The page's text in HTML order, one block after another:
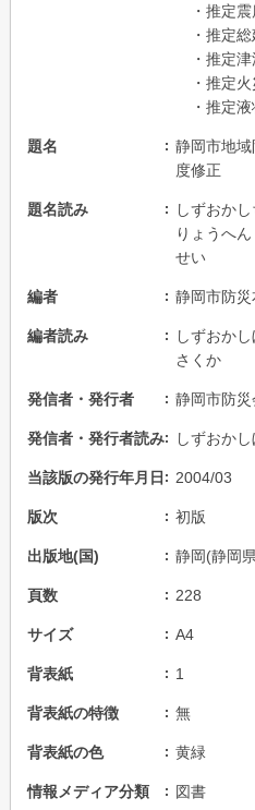
・推定震
・推定総
・推定津
・推定火
・推定液
題名
静岡市地
度修正
題名読み
しずおか
りょうへ
せい
編者 静岡市防
編者読み
しずおか
さくか
発信者・発行者 静岡市防災
発信者・発行者読み しずおか
当該版の発行年月日 2004/03
版次 初版
出版地(国) 静岡(静岡
頁数 228
サイズ A4
背表紙 1
背表紙の特徴 無
背表紙の色 黄緑
情報メディア分類 図書